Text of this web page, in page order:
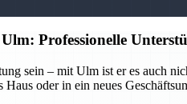
Professionelle
sein – mit Ulm ist er es auch
Haus oder in ein neues